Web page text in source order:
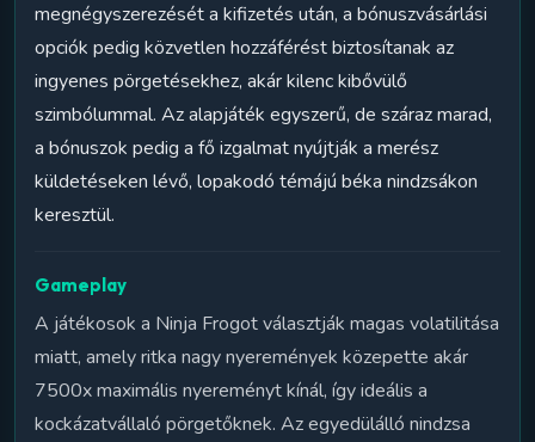
megnégyszerezését a kifizetés után, a bónuszvásárlási
opciók pedig közvetlen hozzáférést biztosítanak az
ingyenes pörgetésekhez, akár kilenc kibővülő
szimbólummal. Az alapjáték egyszerű, de száraz marad,
a bónuszok pedig a fő izgalmat nyújtják a merész
küldetéseken lévő, lopakodó témájú béka nindzsákon
keresztül.
Gameplay
A játékosok a Ninja Frogot választják magas volatilitása
miatt, amely ritka nagy nyeremények közepette akár
7500x maximális nyereményt kínál, így ideális a
kockázatvállaló pörgetőknek. Az egyedülálló nindzsa